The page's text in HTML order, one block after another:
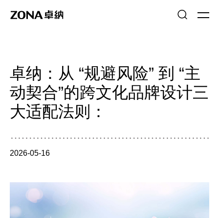
卓纳：从 “规避风险” 到 “主
动契合”的跨文化品牌设计三
大适配法则：
2026-05-16